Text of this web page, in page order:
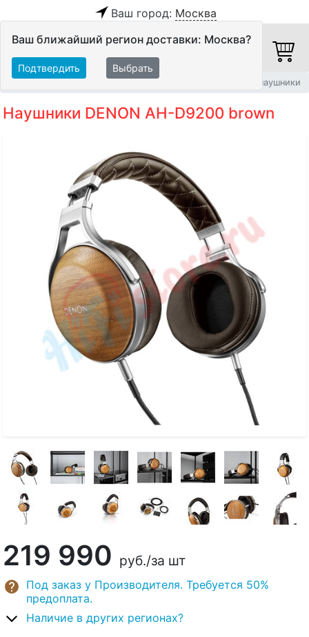
Ваш город: Москва
Ваш ближайший регион доставки: Москва?
Подтвердить Выбрать
Накладные наушники
Наушники DENON AH-D9200 brown
219 990 руб./за шт
Под заказ у Производителя. Требуется 50%
предоплата.
Наличие в других регионах?